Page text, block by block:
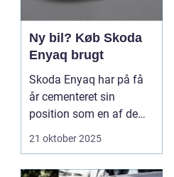
Ny bil? Køb Skoda
Enyaq brugt
Skoda Enyaq har på få
år cementeret sin
position som en af de
mest populære elbiler på
21 oktober 2025